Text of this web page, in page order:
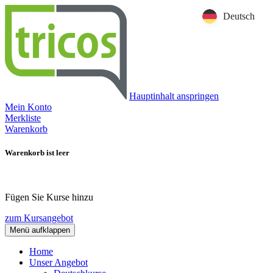
Hauptinhalt anspringen
Mein Konto
Merkliste
Warenkorb
Warenkorb ist leer
Fügen Sie Kurse hinzu
zum Kursangebot
Menü aufklappen
Home
Unser Angebot
Deutsch